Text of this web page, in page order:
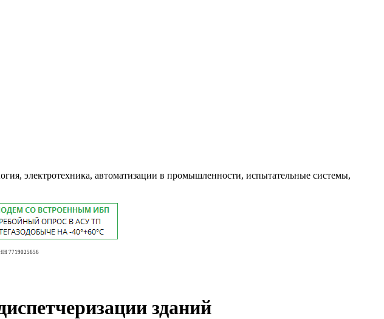
электротехника, автоматизации в промышленности, испытательные системы,
7719025656
зданий